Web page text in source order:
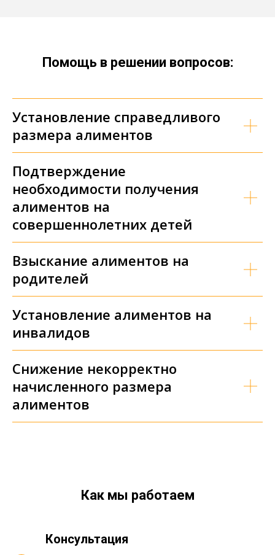
Помощь в решении вопросов:
Установление справедливого
размера алиментов
Подтверждение
необходимости получения
алиментов на
совершеннолетних детей
Взыскание алиментов на
родителей
Установление алиментов на
инвалидов
Снижение некорректно
начисленного размера
алиментов
Как мы работаем
Консультация